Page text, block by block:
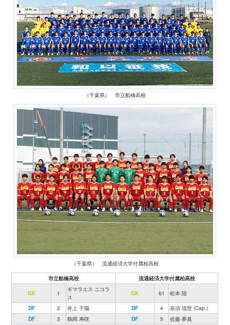
（千葉県） 市立船橋高校
（千葉県） 流通経済大学付属柏高校
市立船橋高校 流通経済大学付属柏高校
GK 1
ギマラエス ニコラ
ス
GK 61 松本 陸
DF 2 井上 千陽 DF 4
奈須 琉世 (Cap.)
DF
3 鶴岡 寿咲 DF 5 佐藤 夢真